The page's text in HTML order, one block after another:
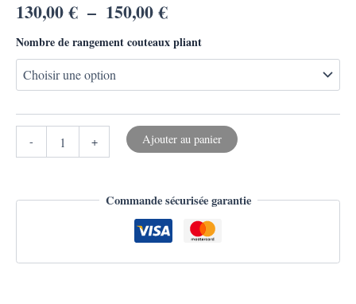
130,00€ – 150,00€
Nombre de rangement couteaux pliant
- + Ajouter au panier
Commande sécurisée garantie